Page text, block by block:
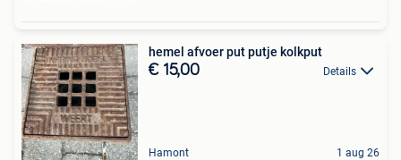
hemel afvoer put putje kolkput
€ 15,00 Details
Hamont 1 aug 26